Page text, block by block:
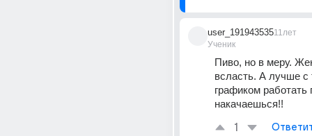
user_191943535
Ученик
11лет
Пиво, но в меру.
всласть. А лучше с
графиком работать
накачаешься!!
1